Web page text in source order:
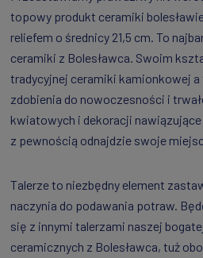
topowy produkt ceramiki
reliefem o średnicy 21,5 cm. To
ceramiki z Bolesławca. Swoim
tradycyjnej ceramiki kamionkowej
zdobienia do nowoczesności i
kwiatowych i dekoracji
z pewnością odnajdzie swoje
Talerze to niezbędny element
naczynia do podawania potraw.
się z innymi talerzami naszej
ceramicznych z Bolesławca, tuż